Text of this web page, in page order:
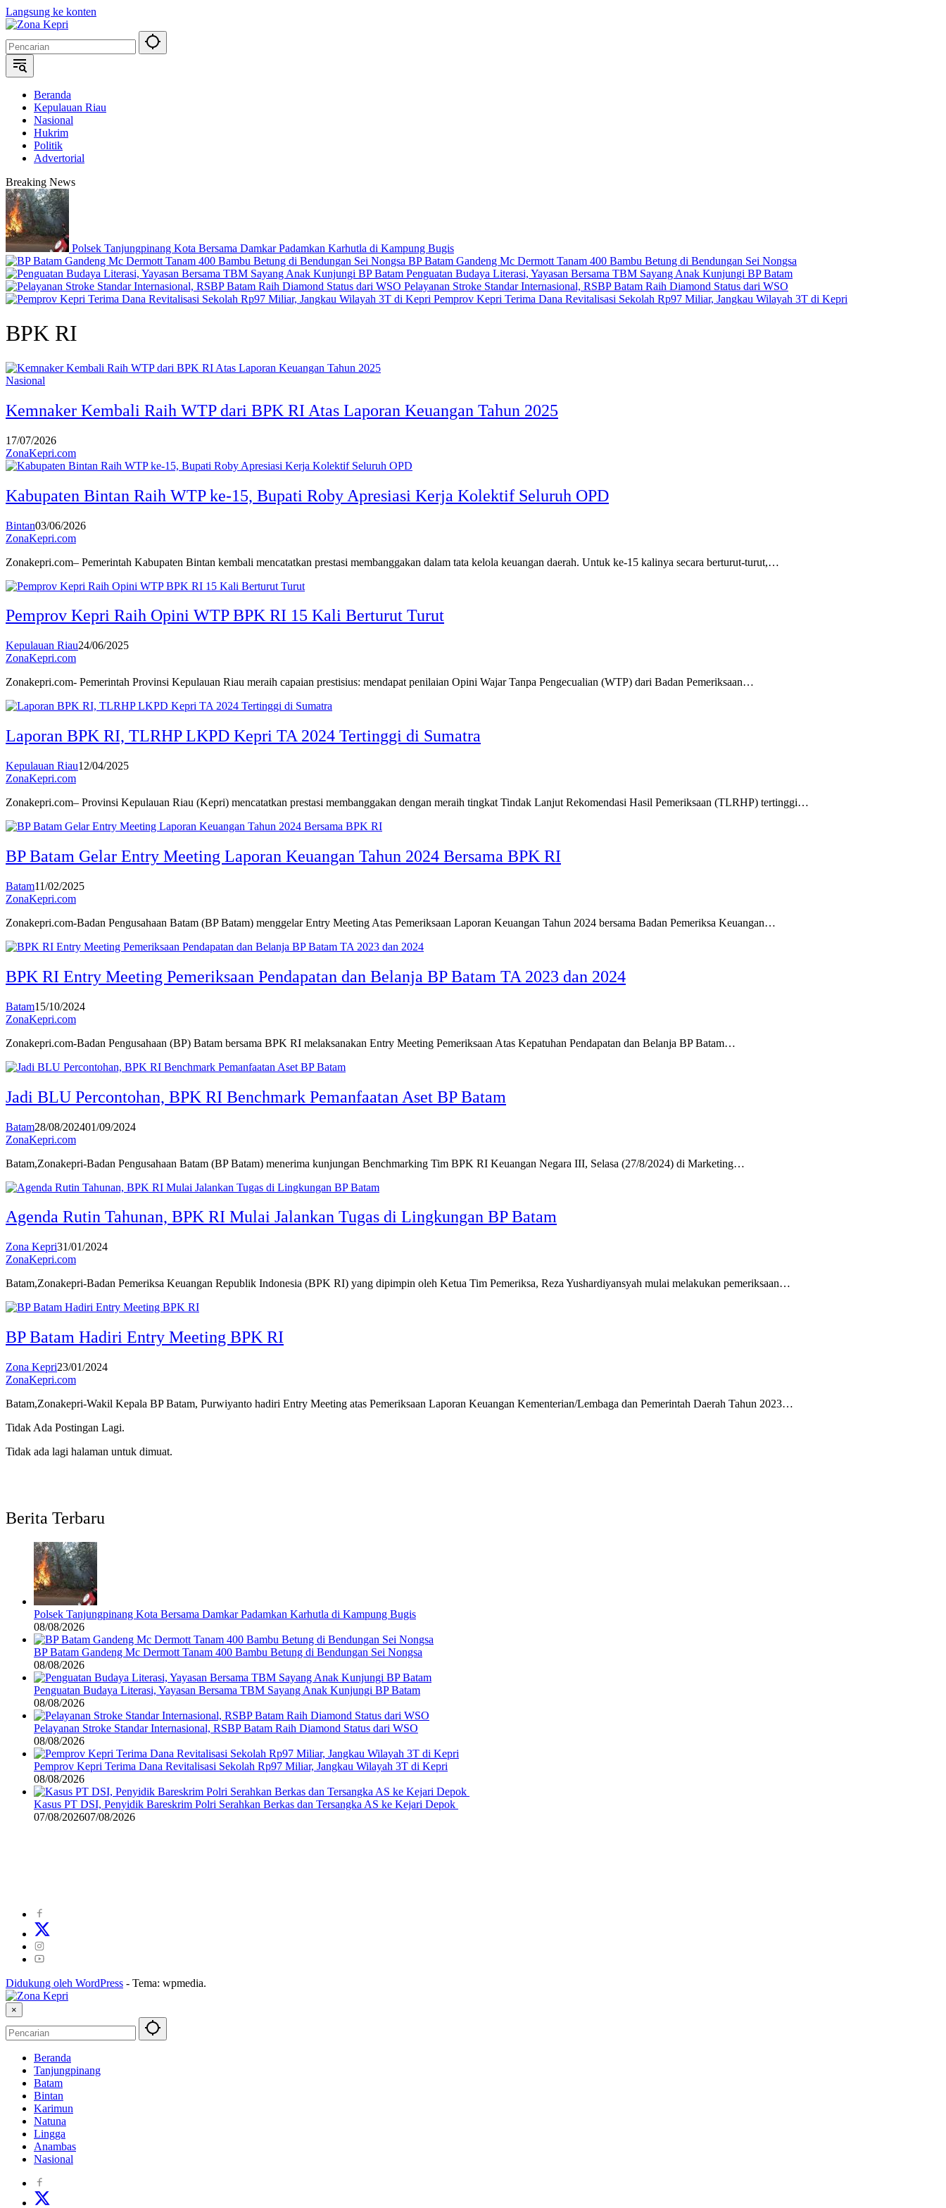
Langsung ke konten
Beranda
Kepulauan Riau
Nasional
Hukrim
Politik
Advertorial
Breaking News
Polsek Tanjungpinang Kota Bersama Damkar Padamkan Karhutla di Kampung Bugis
BP Batam Gandeng Mc Dermott Tanam 400 Bambu Betung di Bendungan Sei Nongsa
Penguatan Budaya Literasi, Yayasan Bersama TBM Sayang Anak Kunjungi BP Batam
Pelayanan Stroke Standar Internasional, RSBP Batam Raih Diamond Status dari WSO
Pemprov Kepri Terima Dana Revitalisasi Sekolah Rp97 Miliar, Jangkau Wilayah 3T di Kepri
BPK RI
Nasional
Kemnaker Kembali Raih WTP dari BPK RI Atas Laporan Keuangan Tahun 2025
17/07/2026
ZonaKepri.com
Kabupaten Bintan Raih WTP ke-15, Bupati Roby Apresiasi Kerja Kolektif Seluruh OPD
Bintan03/06/2026
ZonaKepri.com
Zonakepri.com– Pemerintah Kabupaten Bintan kembali mencatatkan prestasi membanggakan dalam tata kelola keuangan daerah. Untuk ke-15 kalinya secara berturut-turut,…
Pemprov Kepri Raih Opini WTP BPK RI 15 Kali Berturut Turut
Kepulauan Riau24/06/2025
ZonaKepri.com
Zonakepri.com- Pemerintah Provinsi Kepulauan Riau meraih capaian prestisius: mendapat penilaian Opini Wajar Tanpa Pengecualian (WTP) dari Badan Pemeriksaan…
Laporan BPK RI, TLRHP LKPD Kepri TA 2024 Tertinggi di Sumatra
Kepulauan Riau12/04/2025
ZonaKepri.com
Zonakepri.com– Provinsi Kepulauan Riau (Kepri) mencatatkan prestasi membanggakan dengan meraih tingkat Tindak Lanjut Rekomendasi Hasil Pemeriksaan (TLRHP) tertinggi…
BP Batam Gelar Entry Meeting Laporan Keuangan Tahun 2024 Bersama BPK RI
Batam11/02/2025
ZonaKepri.com
Zonakepri.com-Badan Pengusahaan Batam (BP Batam) menggelar Entry Meeting Atas Pemeriksaan Laporan Keuangan Tahun 2024 bersama Badan Pemeriksa Keuangan…
BPK RI Entry Meeting Pemeriksaan Pendapatan dan Belanja BP Batam TA 2023 dan 2024
Batam15/10/2024
ZonaKepri.com
Zonakepri.com-Badan Pengusahaan (BP) Batam bersama BPK RI melaksanakan Entry Meeting Pemeriksaan Atas Kepatuhan Pendapatan dan Belanja BP Batam…
Jadi BLU Percontohan, BPK RI Benchmark Pemanfaatan Aset BP Batam
Batam28/08/202401/09/2024
ZonaKepri.com
Batam,Zonakepri-Badan Pengusahaan Batam (BP Batam) menerima kunjungan Benchmarking Tim BPK RI Keuangan Negara III, Selasa (27/8/2024) di Marketing…
Agenda Rutin Tahunan, BPK RI Mulai Jalankan Tugas di Lingkungan BP Batam
Zona Kepri31/01/2024
ZonaKepri.com
Batam,Zonakepri-Badan Pemeriksa Keuangan Republik Indonesia (BPK RI) yang dipimpin oleh Ketua Tim Pemeriksa, Reza Yushardiyansyah mulai melakukan pemeriksaan…
BP Batam Hadiri Entry Meeting BPK RI
Zona Kepri23/01/2024
ZonaKepri.com
Batam,Zonakepri-Wakil Kepala BP Batam, Purwiyanto hadiri Entry Meeting atas Pemeriksaan Laporan Keuangan Kementerian/Lembaga dan Pemerintah Daerah Tahun 2023…
Tidak Ada Postingan Lagi.
Tidak ada lagi halaman untuk dimuat.
Berita Terbaru
Polsek Tanjungpinang Kota Bersama Damkar Padamkan Karhutla di Kampung Bugis
08/08/2026
BP Batam Gandeng Mc Dermott Tanam 400 Bambu Betung di Bendungan Sei Nongsa
08/08/2026
Penguatan Budaya Literasi, Yayasan Bersama TBM Sayang Anak Kunjungi BP Batam
08/08/2026
Pelayanan Stroke Standar Internasional, RSBP Batam Raih Diamond Status dari WSO
08/08/2026
Pemprov Kepri Terima Dana Revitalisasi Sekolah Rp97 Miliar, Jangkau Wilayah 3T di Kepri
08/08/2026
Kasus PT DSI, Penyidik Bareskrim Polri Serahkan Berkas dan Tersangka AS ke Kejari Depok
07/08/202607/08/2026
Didukung oleh WordPress - Tema: wpmedia.
×
Beranda
Tanjungpinang
Batam
Bintan
Karimun
Natuna
Lingga
Anambas
Nasional